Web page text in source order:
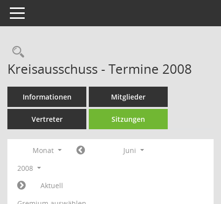
Toggle navigation
Rechercheauswahl
Kreisausschuss - Termine 2008
Informationen Mitglieder
Vertreter Sitzungen
Monat
Juni
2008
Aktuell